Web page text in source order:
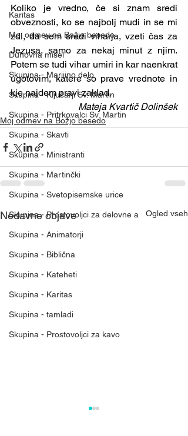
Karitas
Moj odmev na Božjo besedo
Duhovna misel
Skupina - Marijino delo
Skupina - Ključarji Sv. Martin
Skupina - Pritrkovalci Sv. Martin
Skupina - Skavti
Skupina - Ministranti
Skupina - Martinčki
Skupina - Svetopisemske urice
Skupina - Prostovoljci za delovne a
Skupina - Animatorji
Skupina - Biblična
Skupina - Kateheti
Skupina - Karitas
Skupina - tamladi
Skupina - Prostovoljci za kavo
Koliko je vredno, če si znam sredi
obveznosti, ko se najbolj mudi in se mi
zdi, da sem sredi viharja, vzeti čas za
Jezusa, samo za nekaj minut z njim.
Potem se tudi vihar umiri in kar naenkrat
ugotovim, katere so prave vrednote in
kje najdem pravi zaklad.
Mateja Kvartič Dolinšek
Moj odmev na Božjo besedo
Nedavne objave Ogled vseh